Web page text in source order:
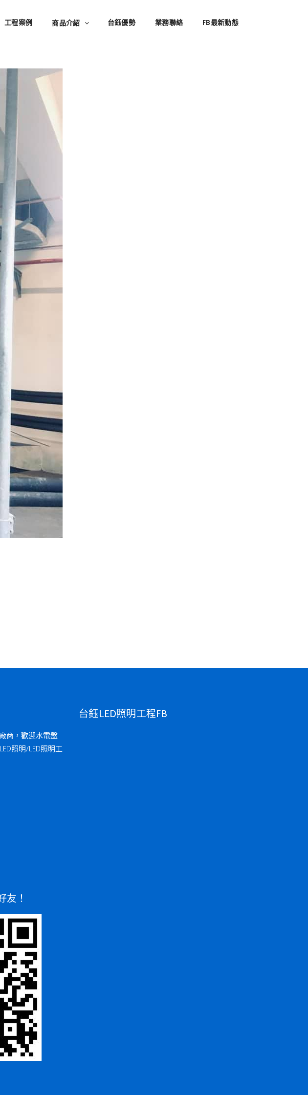
工程案例 商品介紹 台鈺優勢 業務聯絡 FB最新動態
商，歡迎水電盤
照明/LED照明工
友！
台鈺LED照明工程FB